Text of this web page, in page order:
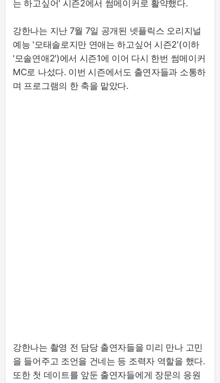
는 하고싶어' 시즌2에서 썸메이커로 활약했다.
강한나는 지난 7월 7일 공개된 넷플릭스 오리지널
예능 '모태솔로지만 연애는 하고싶어 시즌2'(이하
'모솔연애2')에서 시즌1에 이어 다시 한번 썸메이커
MC로 나섰다. 이번 시즌에서도 출연자들과 소통하
며 프로그램의 한 축을 맡았다.
강한나는 촬영 전 담당 출연자들을 미리 만나 고민
을 들어주고 조언을 건네는 등 조력자 역할을 했다.
또한 첫 데이트를 앞둔 출연자들에게 장문의 응원